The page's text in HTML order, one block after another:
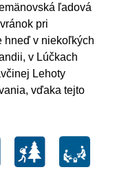
ľadová
pri
hneď v niekoľkých
v Lúčkach
Lehoty
vďaka tejto